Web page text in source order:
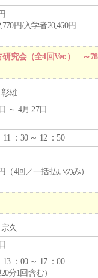
円/入学者20,460円
究会（全4回Ver.） ～
雄
～ 4月 27日
11 ：30 ～ 12 ：50
（4回／一括払いのみ）
久
13 ：00 ～ 17 ：00
20分1回含む）